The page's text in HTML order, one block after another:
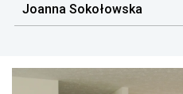
Joanna Sokołowska